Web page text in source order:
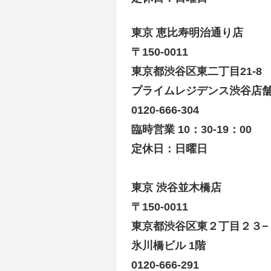
東京 恵比寿明治通り店
〒150-0011
東京都渋谷区東二丁目21-8
プライムレジデンス渋谷店
0120-666-304
臨時営業 10：30-19：00
定休日：日曜日
東京 渋谷並木橋店
〒150-0011
東京都渋谷区東２丁目２３−
氷川橋ビル 1階
0120-666-291